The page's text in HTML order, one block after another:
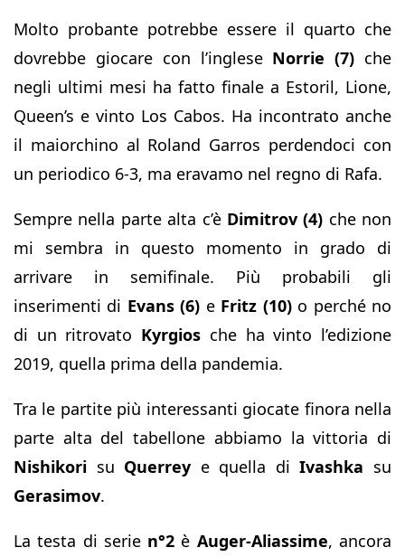
Molto probante potrebbe essere il quarto che
dovrebbe giocare con l’inglese Norrie (7) che
negli ultimi mesi ha fatto finale a Estoril, Lione,
Queen’s e vinto Los Cabos. Ha incontrato anche
il maiorchino al Roland Garros perdendoci con
un periodico 6-3, ma eravamo nel regno di Rafa.
Sempre nella parte alta c’è Dimitrov (4) che non
mi sembra in questo momento in grado di
arrivare in semifinale. Più probabili gli
inserimenti di Evans (6) e Fritz (10)o perché no
di un ritrovato Kyrgios che ha vinto l’edizione
2019, quella prima della pandemia.
Tra le partite più interessanti giocate finora nella
parte alta del tabellone abbiamo la vittoria di
Nishikori su Querrey e quella diIvashka su
Gerasimov.
La testa di serie n°2 è Auger-Aliassime, ancora